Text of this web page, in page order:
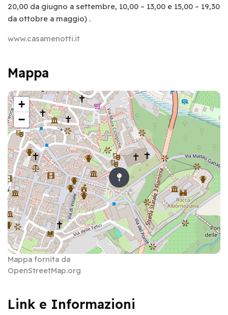
20,00 da giugno a settembre, 10,00 – 13,00 e 15,00 – 19,30
da ottobre a maggio) .
www.casamenotti.it
Mappa
+
−
Mappa fornita da
OpenStreetMap.org
Link e Informazioni